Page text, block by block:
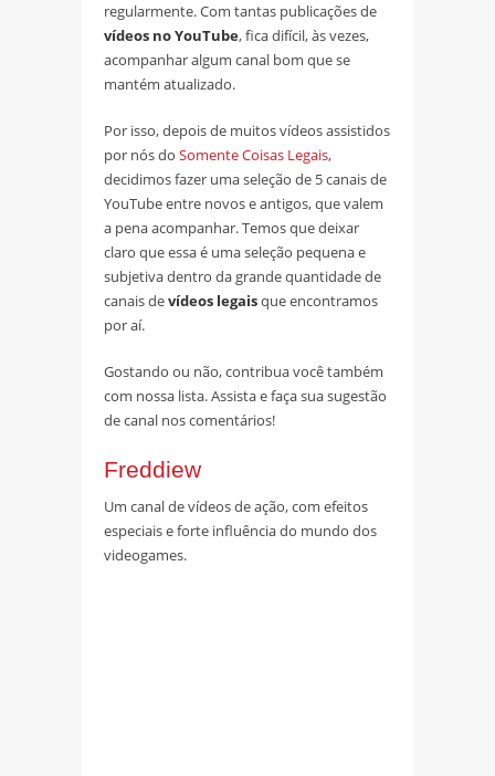
regularmente. Com tantas publicações de
vídeos no YouTube, fica difícil, às vezes,
acompanhar algum canal bom que se
mantém atualizado.
Por isso, depois de muitos vídeos assistidos
por nós do Somente Coisas Legais,
decidimos fazer uma seleção de 5 canais de
YouTube entre novos e antigos, que valem
a pena acompanhar. Temos que deixar
claro que essa é uma seleção pequena e
subjetiva dentro da grande quantidade de
canais devídeos legaisque encontramos
por aí.
Gostando ou não, contribua você também
com nossa lista. Assista e faça sua sugestão
de canal nos comentários!
Freddiew
Um canal de vídeos de ação, com efeitos
especiais e forte influência do mundo dos
videogames.